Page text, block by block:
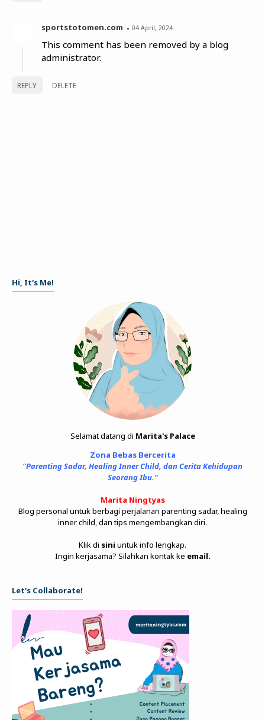
sportstotomen.com 04 April, 2024
This comment has been removed by a blog
administrator.
REPLY DELETE
Hi, It's Me!
Selamat datang di Marita's Palace
Zona Bebas Bercerita
"Parenting Sadar, Healing Inner Child, dan Cerita Kehidupan
Seorang Ibu."
Marita Ningtyas
Blog personal untuk berbagi perjalanan parenting sadar, healing
inner child, dan tips mengembangkan diri.
Klik di sini untuk info lengkap.
Ingin kerjasama? Silahkan kontak ke email.
Let's Collaborate!